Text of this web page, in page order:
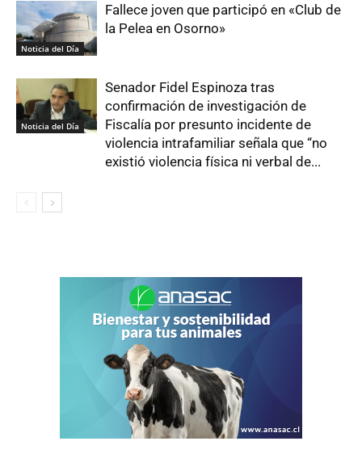
Noticia del Día
Fallece joven que participó en «Club de
la Pelea en Osorno»
Noticia del Día
Senador Fidel Espinoza tras
confirmación de investigación de
Fiscalía por presunto incidente de
violencia intrafamiliar señala que “no
existió violencia física ni verbal de...